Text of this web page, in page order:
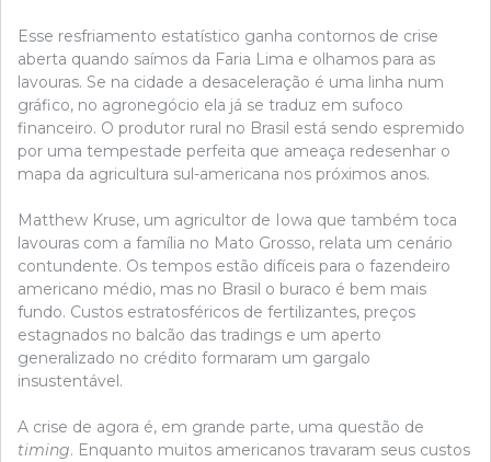
Esse resfriamento estatístico ganha contornos de crise
aberta quando saímos da Faria Lima e olhamos para as
lavouras. Se na cidade a desaceleração é uma linha num
gráfico, no agronegócio ela já se traduz em sufoco
financeiro. O produtor rural no Brasil está sendo espremido
por uma tempestade perfeita que ameaça redesenhar o
mapa da agricultura sul-americana nos próximos anos.
Matthew Kruse, um agricultor de Iowa que também toca
lavouras com a família no Mato Grosso, relata um cenário
contundente. Os tempos estão difíceis para o fazendeiro
americano médio, mas no Brasil o buraco é bem mais
fundo. Custos estratosféricos de fertilizantes, preços
estagnados no balcão das tradings e um aperto
generalizado no crédito formaram um gargalo
insustentável.
A crise de agora é, em grande parte, uma questão de
timing. Enquanto muitos americanos travaram seus custos